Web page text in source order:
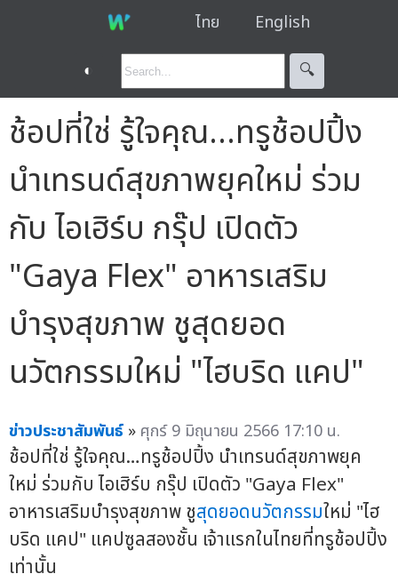
ไทย English
◐ 🔍︎
ช้อปที่ใช่ รู้ใจคุณ...ทรูช้อปปิ้ง
นำเทรนด์สุขภาพยุคใหม่ ร่วม
กับ ไอเฮิร์บ กรุ๊ป เปิดตัว
"Gaya Flex" อาหารเสริม
บำรุงสุขภาพ ชูสุดยอด
นวัตกรรมใหม่ "ไฮบริด แคป"
ข่าวประชาสัมพันธ์ » ศุกร์ 9 มิถุนายน 2566 17:10 น.
ช้อปที่ใช่ รู้ใจคุณ…ทรูช้อปปิ้ง นำเทรนด์สุขภาพยุค
ใหม่ ร่วมกับ ไอเฮิร์บ กรุ๊ป เปิดตัว "Gaya Flex"
อาหารเสริมบำรุงสุขภาพ ชูสุดยอดนวัตกรรมใหม่ "ไฮ
บริด แคป" แคปซูลสองชั้น เจ้าแรกในไทยที่ทรูช้อปปิ้ง
เท่านั้น